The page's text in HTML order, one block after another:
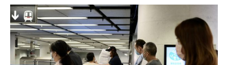
港
政
府
再
度
委